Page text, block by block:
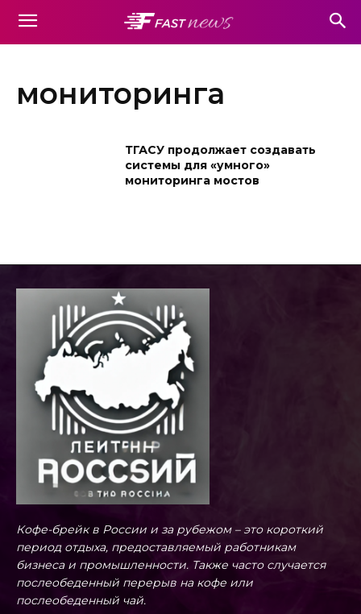
мониторинга
ТГАСУ продолжает создавать
системы для «умного»
мониторинга мостов
Кофе-брейк в России и за рубежом – это короткий
период отдыха, предоставляемый работникам
бизнеса и промышленности. Также часто случается
послеобеденный перерыв на кофе или
послеобеденный чай.